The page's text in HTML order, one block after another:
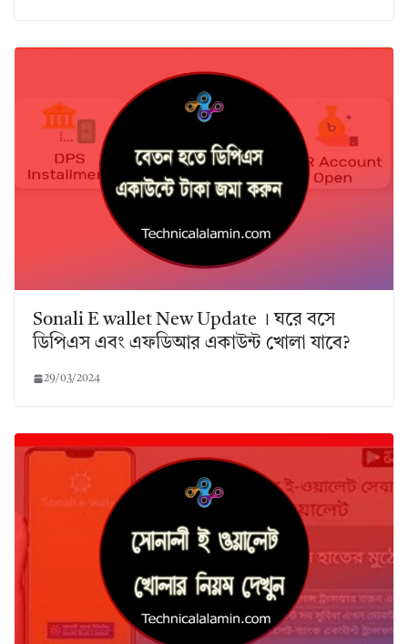
Sonali E wallet New Update । ঘরে বসে
ডিপিএস এবং এফডিআর একাউন্ট খোলা যাবে?
29/03/2024